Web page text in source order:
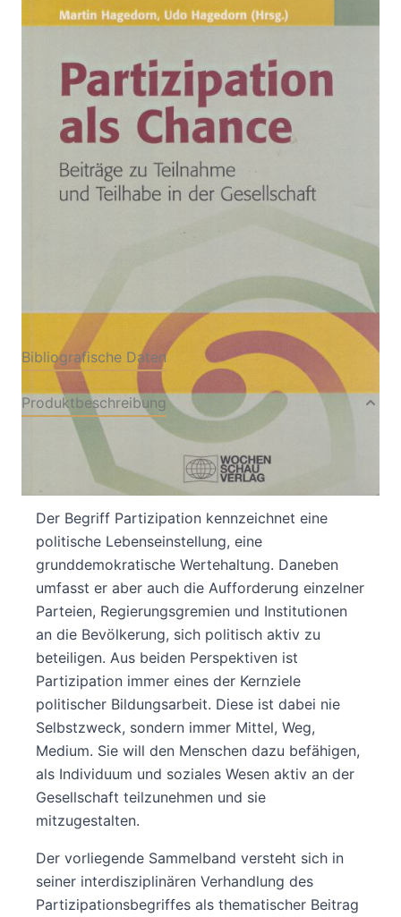
Partizipation als Chance (2004)
Zur Wunschliste hinzufügen
Beiträge zu Teilnahme und Teilhabe in der
Gesellschaft
ISBN: ANTIDIV005
Bibliografische Daten
Produktbeschreibung
altersbedingter, guter Zustand
ISBN 3-89974-106-4
Der Begriff Partizipation kennzeichnet eine
politische Lebenseinstellung, eine
grunddemokratische Wertehaltung. Daneben
umfasst er aber auch die Aufforderung einzelner
Parteien, Regierungsgremien und Institutionen
an die Bevölkerung, sich politisch aktiv zu
beteiligen. Aus beiden Perspektiven ist
Partizipation immer eines der Kernziele
politischer Bildungsarbeit. Diese ist dabei nie
Selbstzweck, sondern immer Mittel, Weg,
Medium. Sie will den Menschen dazu befähigen,
als Individuum und soziales Wesen aktiv an der
Gesellschaft teilzunehmen und sie
mitzugestalten.
Der vorliegende Sammelband versteht sich in
seiner interdisziplinären Verhandlung des
Partizipationsbegriffes als thematischer Beitrag